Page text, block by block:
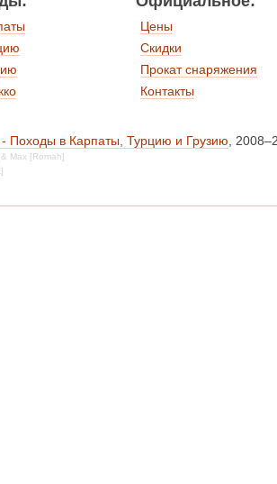
Цены
Скидки
Прокат снаряжения
Контакты
- Походы в Карпаты, Турцию и Грузию,
Max [Romah]